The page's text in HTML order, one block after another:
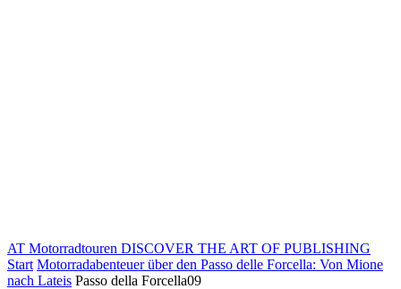
AT Motorradtouren DISCOVER THE ART OF PUBLISHING
Start Motorradabenteuer über den Passo delle Forcella: Von Mione
nach Lateis Passo della Forcella09